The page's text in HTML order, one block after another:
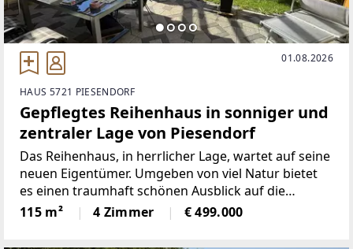
01.08.2026
HAUS 5721 PIESENDORF
Gepflegtes Reihenhaus in sonniger und
zentraler Lage von Piesendorf
Das Reihenhaus, in herrlicher Lage, wartet auf seine
neuen Eigentümer. Umgeben von viel Natur bietet
es einen traumhaft schönen Ausblick auf die
umliegende Bergwelt._MIT 3 SCHLAFZIMMERN UND
EINEM GROSSEN WOHNRAUM, MIT KACHELOFEN,
115 m² 4 Zimmer € 499.000